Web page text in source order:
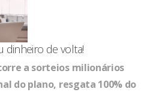
dinheiro de volta!
a sorteios milionários
do plano, resgata 100% do